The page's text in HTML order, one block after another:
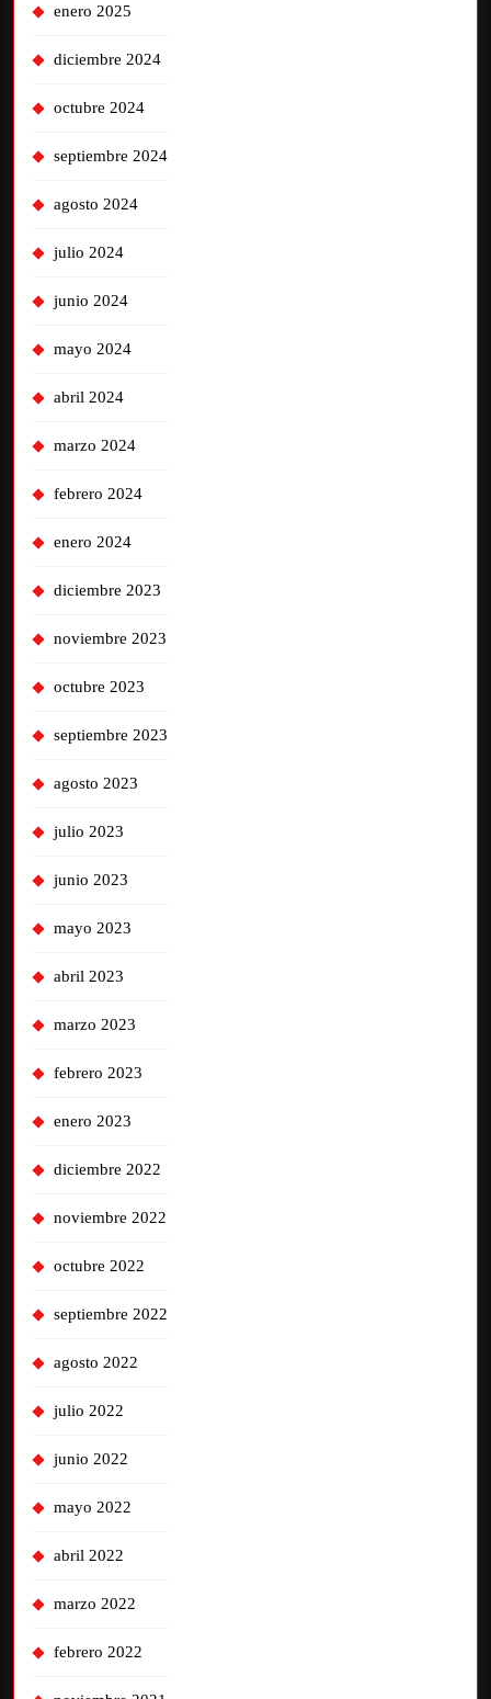
enero 2025
diciembre 2024
octubre 2024
septiembre 2024
agosto 2024
julio 2024
junio 2024
mayo 2024
abril 2024
marzo 2024
febrero 2024
enero 2024
diciembre 2023
noviembre 2023
octubre 2023
septiembre 2023
agosto 2023
julio 2023
junio 2023
mayo 2023
abril 2023
marzo 2023
febrero 2023
enero 2023
diciembre 2022
noviembre 2022
octubre 2022
septiembre 2022
agosto 2022
julio 2022
junio 2022
mayo 2022
abril 2022
marzo 2022
febrero 2022